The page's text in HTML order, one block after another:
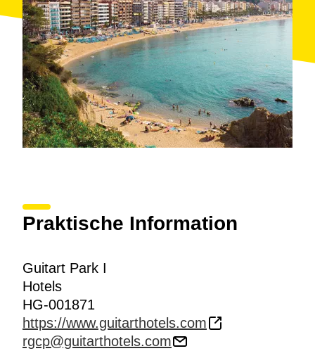
Praktische Information
Guitart Park I
Hotels
HG-001871
https://www.guitarthotels.com
rgcp@guitarthotels.com